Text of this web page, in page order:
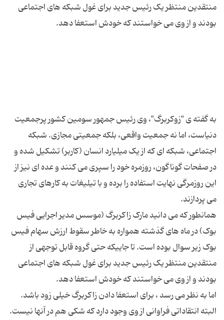
منتقدین منتظر یک رئیس جدید برای غول شبکه های اجتماعی
به گفته ی "زوکربرگ"، وی رئیس جمهور سومین کشور پرجمعیت
دنیاست، اما نه جمعیت واقعی، بلکه جمعیتی مجازی. شبکه
اجتماعی، شبکه ای که از یک میلیارد انسان (کاربر) تشکیل شده و
در صفحات گوناگون، روزمره خود را سپری می کنند و عده ای نیز از
این روزمرگی نهایت استفاده را برده و با تیلیغات به کارهای تجاری
همانطور که می دانید مارک زاکربرگ (موسس مدیر اجرایی فیس
بوک) در ماه های گذشته همواره به خاطر سقوط ارزش سهام فیس
بوک زیر سوال بوده است. تا جاییکه حتی گروه قابل توجهی از
منتقدین منتظر یک رئیس جدید برای غول شبکه های اجتماعی
اما به نظر می رسد ، برای استعفا دادن زاکربرگ خیلی زود باشد.
البته انتقاداتی فراوانی از وی وجود دارد که شکی هم در آنها نیست.